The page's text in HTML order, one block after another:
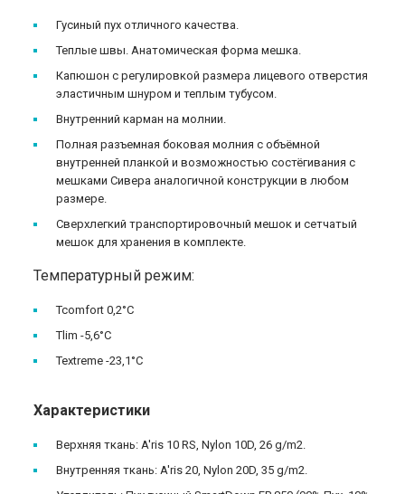
Гусиный пух отличного качества.
Теплые швы. Анатомическая форма мешка.
Капюшон с регулировкой размера лицевого отверстия
эластичным шнуром и теплым тубусом.
Внутренний карман на молнии.
Полная разъемная боковая молния с объёмной
внутренней планкой и возможностью соcтёгивания с
мешками Сивера аналогичной конструкции в любом
размере.
Сверхлегкий транспортировочный мешок и сетчатый
мешок для хранения в комплекте.
Температурный режим:
Tcomfort 0,2°С
Tlim -5,6°С
Textreme -23,1°С
Характеристики
Верхняя ткань: A'ris 10 RS, Nylon 10D, 26 g/m2.
Внутренняя ткань: A'ris 20, Nylon 20D, 35 g/m2.